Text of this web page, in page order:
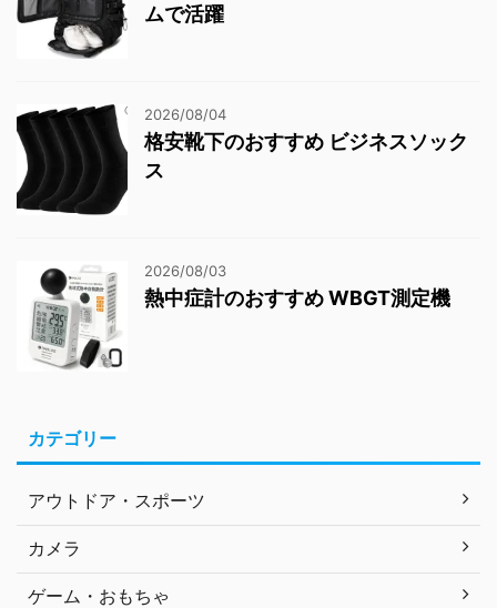
ムで活躍
2026/08/04
格安靴下のおすすめ ビジネスソック
ス
2026/08/03
熱中症計のおすすめ WBGT測定機
カテゴリー
アウトドア・スポーツ
カメラ
ゲーム・おもちゃ